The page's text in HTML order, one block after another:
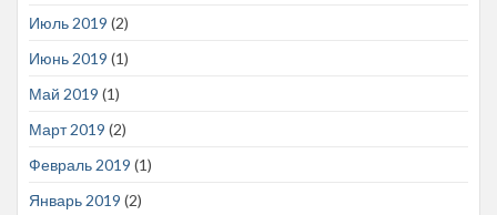
Июль 2019 (2)
Июнь 2019 (1)
Май 2019 (1)
Март 2019 (2)
Февраль 2019 (1)
Январь 2019 (2)